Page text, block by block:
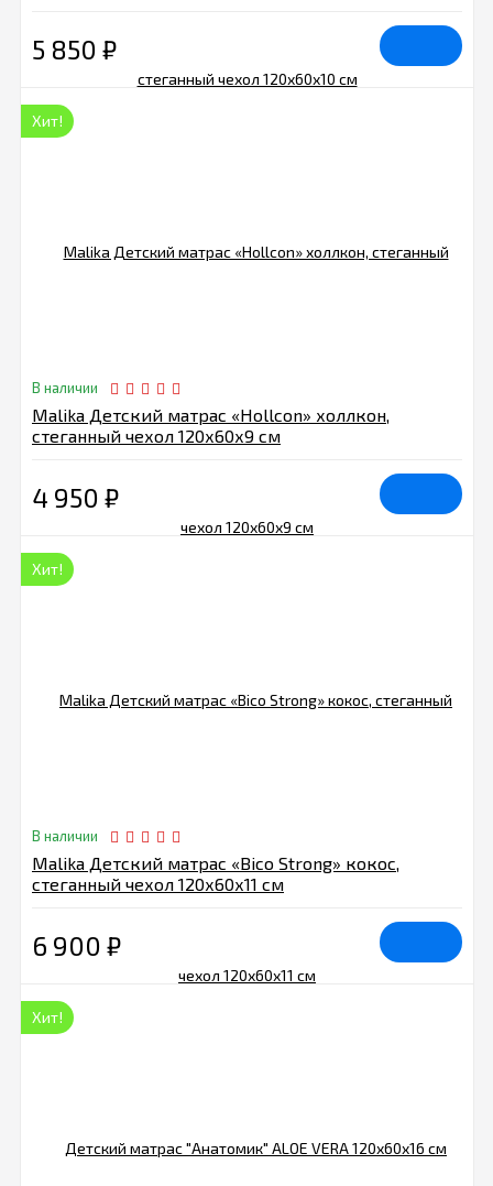
5 850 ₽
Хит!
В наличии
Malika Детский матрас «Hollcon» холлкон,
стеганный чехол 120х60х9 см
4 950 ₽
Хит!
В наличии
Malika Детский матрас «Bico Strong» кокос,
стеганный чехол 120х60х11 см
6 900 ₽
Хит!